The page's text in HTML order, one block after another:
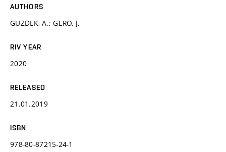
AUTHORS
GUZDEK, A.; GERÖ, J.
RIV YEAR
2020
RELEASED
21.01.2019
ISBN
978-80-87215-24-1